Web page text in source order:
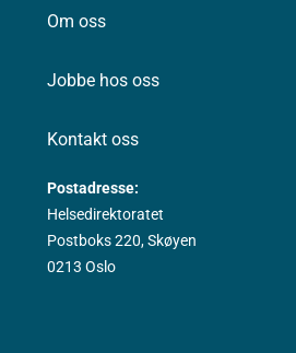
Om oss
Jobbe hos oss
Kontakt oss
Postadresse:
Helsedirektoratet
Postboks 220, Skøyen
0213 Oslo